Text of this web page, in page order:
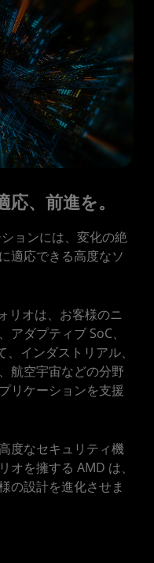
AI ソリューション
製品ポートフォリオ
開発者
ケース スタディ
お問い合わせ
、前進を。
ョンには、変化の絶
適応できる高度なソ
リオは、お客様のニ
ダプティブ SoC、
インダストリアル、
航空宇宙などの分野
リケーションを支援
度なセキュリティ機
を擁する AMD は、
の設計を進化させま